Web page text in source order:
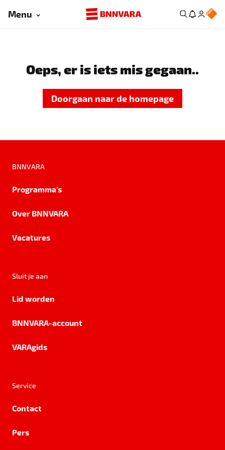
Menu
Oeps, er is iets mis gegaan..
Doorgaan naar de homepage
BNNVARA
Programma's
Over BNNVARA
Vacatures
Sluit je aan
Lid worden
BNNVARA-account
VARAgids
Service
Contact
Pers